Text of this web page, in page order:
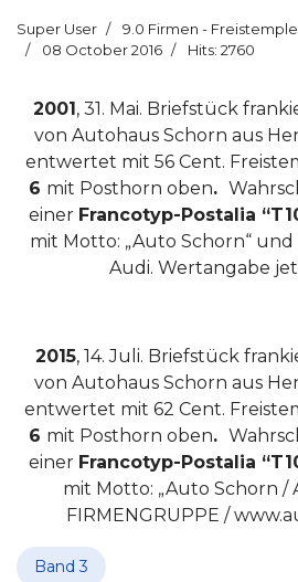
Super User
9.0 Firmen -
08 October 2016
Hits: 2760
2001, 31. Mai. Briefstück
von Autohaus Schorn aus
entwertet mit 56 Cent.
6 mit Posthorn oben.
einer Francotyp-Postalia
mit Motto: „Auto Schorn“
Audi. Wertangabe
2015, 14. Juli. Briefstück
von Autohaus Schorn aus
entwertet mit 62 Cent.
6 mit Posthorn oben.
einer Francotyp-Postalia
mit Motto: „Auto Schorn /
FIRMENGRUPPE /
Band 3